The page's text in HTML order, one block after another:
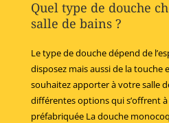
Quel type de douche
salle de bains ?
Le type de douche dépend de
disposez mais aussi de la touche
souhaitez apporter à votre salle
différentes options qui s’offrent
préfabriquée La douche